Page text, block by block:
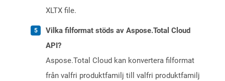
XLTX file.
Vilka filformat stöds av Aspose.Total Cloud
API?
Aspose.Total Cloud kan konvertera filformat
från valfri produktfamilj till valfri produktfamilj